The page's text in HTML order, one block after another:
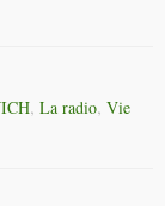
,La radio,Vie